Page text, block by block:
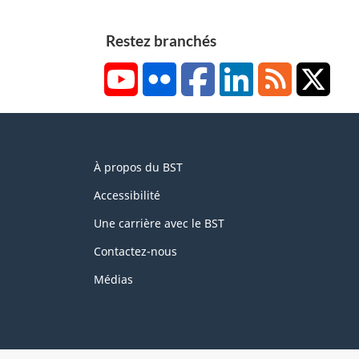
Restez branchés
YouTubeFlickr FacebookLinkedInRSS
this
site
À propos du BST
Accessibilité
Une carrière avec le BST
Contactez-nous
Médias